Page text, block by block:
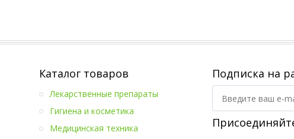
Каталог товаров
Лекарственные препараты
Гигиена и косметика
Медицинская техника
Подписка на